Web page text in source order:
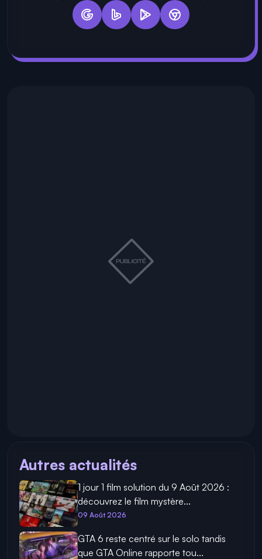
Autres actualités
1 jour 1 film solution du 9 Août 2026 :
découvrez le film mystère...
09 Août 2026
GTA 6 reste centré sur le solo tandis
que GTA Online rapporte tou...